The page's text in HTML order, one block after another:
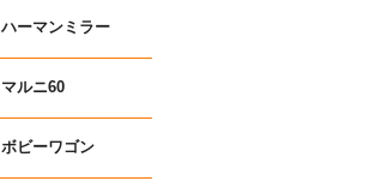
ハーマンミラー
マルニ60
ボビーワゴン